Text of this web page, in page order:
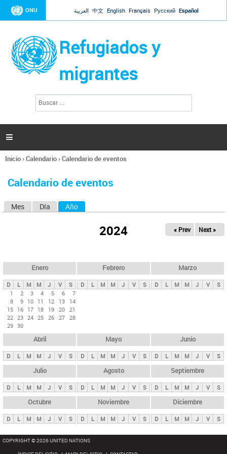
Jump to navigation
ONU العربية 中文 English Français Русский Español
Refugiados y
migrantes
l
d
s

Se
usted
Inicio›Calendario›Calendario de eventos
Calendario de eventos
s
p
n
i
p
a
l
s
Mes Día Año
2024 « Prev Next »
Enero
D L M M J V
S
1
2 3 4 5 6
7
8
9 10 11 12 13
14
15 16 17 18 19 20 21
22 23 24 25 26 27 28
29 30
Febrero
D L M M J V S
Marzo
D L M M J V S
Abril
D L M M J V S
Mayo
D L M M J V S
Junio
D L M M J V S
Julio
D L M M J V S
Agosto
D L M M J V S
Septiembre
D L M M J V S
Octubre
D L M M J V S
Noviembre
D L M M J V S
Diciembre
D L M M J V S
COPYRIGHT © 2026 UNITED NATIONS